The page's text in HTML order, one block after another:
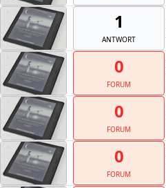
1
ANTWORT
0
FORUM
0
FORUM
0
FORUM